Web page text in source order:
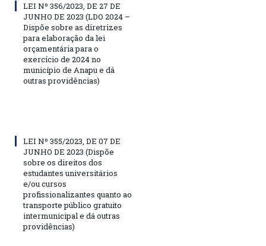
LEI Nº 356/2023, DE 27 DE
JUNHO DE 2023 (LDO 2024 –
Dispõe sobre as diretrizes
para elaboração da lei
orçamentária para o
exercício de 2024 no
município de Anapu e dá
outras providências)
LEI Nº 355/2023, DE 07 DE
JUNHO DE 2023 (Dispõe
sobre os direitos dos
estudantes universitários
e/ou cursos
profissionalizantes quanto ao
transporte público gratuito
intermunicipal e dá outras
providências)